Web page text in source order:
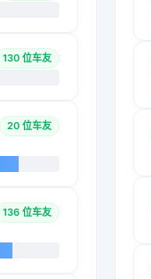
130 位车友
20 位车友
136 位车友